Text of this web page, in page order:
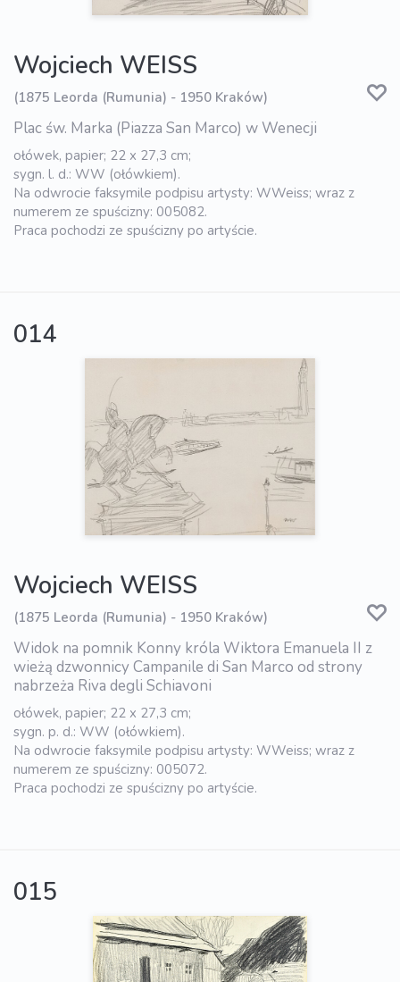
Wojciech WEISS
(1875 Leorda (Rumunia) - 1950 Kraków)
Plac św. Marka (Piazza San Marco) w Wenecji
ołówek, papier; 22 x 27,3 cm;
sygn. l. d.: WW (ołówkiem).
Na odwrocie faksymile podpisu artysty: WWeiss; wraz z
numerem ze spuścizny: 005082.
Praca pochodzi ze spuścizny po artyście.
014
Wojciech WEISS
(1875 Leorda (Rumunia) - 1950 Kraków)
Widok na pomnik Konny króla Wiktora Emanuela II z
wieżą dzwonnicy Campanile di San Marco od strony
nabrzeża Riva degli Schiavoni
ołówek, papier; 22 x 27,3 cm;
sygn. p. d.: WW (ołówkiem).
Na odwrocie faksymile podpisu artysty: WWeiss; wraz z
numerem ze spuścizny: 005072.
Praca pochodzi ze spuścizny po artyście.
015